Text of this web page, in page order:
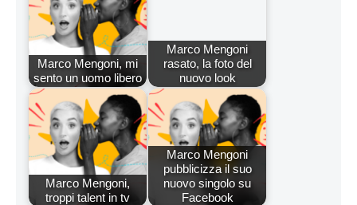
Marco Mengoni, mi
sento un uomo libero
Marco Mengoni
rasato, la foto del
nuovo look
Marco Mengoni,
troppi talent in tv
Marco Mengoni
pubblicizza il suo
nuovo singolo su
Facebook